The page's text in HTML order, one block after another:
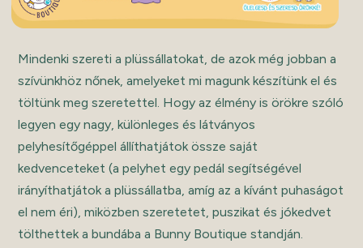
Mindenki szereti a plüssállatokat, de azok még jobban a
szívünkhöz nőnek, amelyeket mi magunk készítünk el és
töltünk meg szeretettel. Hogy az élmény is örökre szóló
legyen egy nagy, különleges és látványos
pelyhesítőgéppel állíthatjátok össze saját
kedvenceteket (a pelyhet egy pedál segítségével
irányíthatjátok a plüssállatba, amíg az a kívánt puhaságot
el nem éri), miközben szeretetet, puszikat és jókedvet
tölthettek a bundába a Bunny Boutique standján.